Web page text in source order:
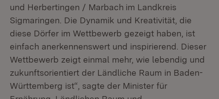
und Herbertingen / Marbach im Landkreis
Sigmaringen. Die Dynamik und Kreativität, die
diese Dörfer im Wettbewerb gezeigt haben, ist
einfach anerkennenswert und inspirierend. Dieser
Wettbewerb zeigt einmal mehr, wie lebendig und
zukunftsorientiert der Ländliche Raum in Baden-
Württemberg ist“, sagte der Minister für